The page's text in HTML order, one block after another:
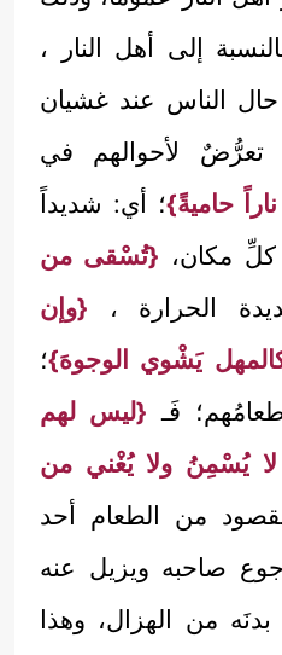
إلى أهل النار ،
حال الناس عند غشيان
لأحوالهم في
حاميةً}؛ أي: شديداً
مكان، {تُسْقى من
الحرارة ، {وإن
كالمهل يَشْوي الوجوهَ}؛
فَـ {ليس لهم
يُسْمِنُ ولا يُغْني من
من الطعام أحد
صاحبه ويزيل عنه
من الهزال، وهذا